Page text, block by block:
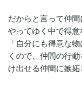
だからと言って仲
やってゆく中で得
「自分にも得意な
くので、仲間の行
け出せる仲間に嫉妬